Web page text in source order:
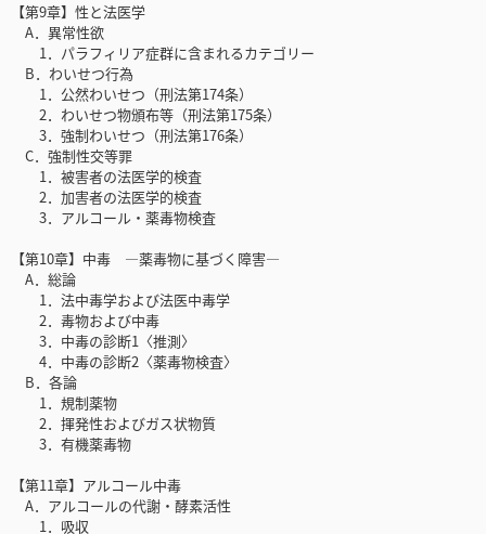
【第9章】性と法医学
A．異常性欲
1．パラフィリア症群に含まれるカテゴリー
B．わいせつ行為
1．公然わいせつ（刑法第174条）
2．わいせつ物頒布等（刑法第175条）
3．強制わいせつ（刑法第176条）
C．強制性交等罪
1．被害者の法医学的検査
2．加害者の法医学的検査
3．アルコール・薬毒物検査
【第10章】中毒 ―薬毒物に基づく障害―
A．総論
1．法中毒学および法医中毒学
2．毒物および中毒
3．中毒の診断1〈推測〉
4．中毒の診断2〈薬毒物検査〉
B．各論
1．規制薬物
2．揮発性およびガス状物質
3．有機薬毒物
【第11章】アルコール中毒
A．アルコールの代謝・酵素活性
1．吸収